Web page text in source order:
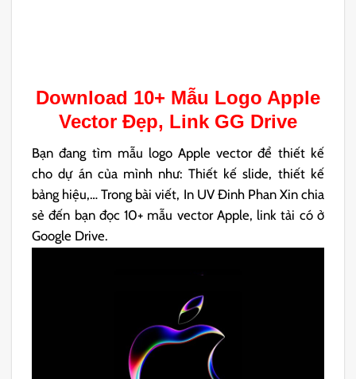
Download 10+ Mẫu Logo Apple
Vector Đẹp, Link GG Drive
Bạn đang tìm mẫu logo Apple vector để thiết kế
cho dự án của mình như: Thiết kế slide, thiết kế
bảng hiệu,… Trong bài viết, In UV Đinh Phan Xin chia
sẻ đến bạn đọc 10+ mẫu vector Apple, link tải có ở
Google Drive.